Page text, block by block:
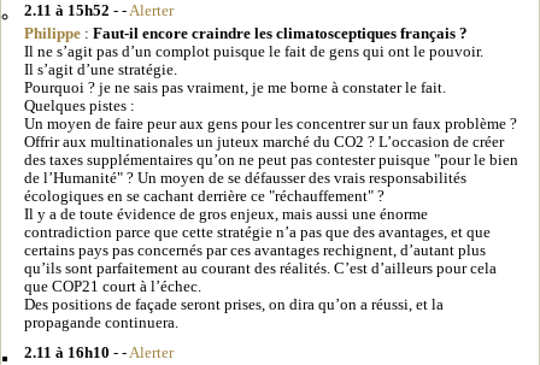
2.11 à 15h52 - - Alerter
Philippe : Faut-il encore craindre les climatosceptiques français ?
Il ne s’agit pas d’un complot puisque le fait de gens qui ont le pouvoir.
Il s’agit d’une stratégie.
Pourquoi ? je ne sais pas vraiment, je me borne à constater le fait.
Quelques pistes :
Un moyen de faire peur aux gens pour les concentrer sur un faux problème ?
Offrir aux multinationales un juteux marché du CO2 ? L’occasion de créer
des taxes supplémentaires qu’on ne peut pas contester puisque "pour le bien
de l’Humanité" ? Un moyen de se défausser des vrais responsabilités
écologiques en se cachant derrière ce "réchauffement" ?
Il y a de toute évidence de gros enjeux, mais aussi une énorme
contradiction parce que cette stratégie n’a pas que des avantages, et que
certains pays pas concernés par ces avantages rechignent, d’autant plus
qu’ils sont parfaitement au courant des réalités. C’est d’ailleurs pour cela
que COP21 court à l’échec.
Des positions de façade seront prises, on dira qu’on a réussi, et la
propagande continuera.
2.11 à 16h10 - - Alerter